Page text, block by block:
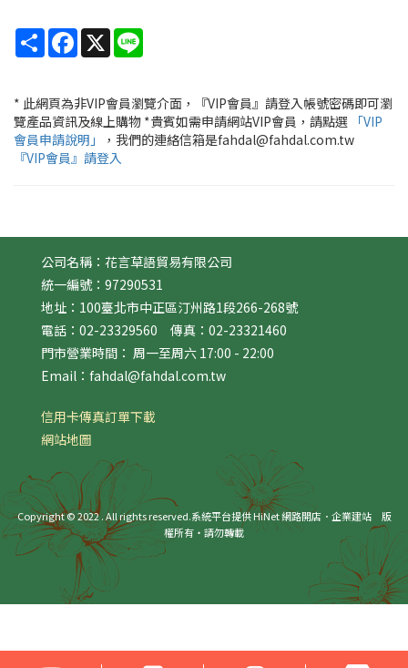
Share Facebook
X
* 此網頁為非VIP會員瀏覽介面，『VIP會員』請登入帳號密碼即可瀏
覽產品資訊及線上購物 *貴賓如需申請網站VIP會員，請點選 「VIP
會員申請說明」
，我們的連絡信箱是fahdal@fahdal.com.tw
『VIP會員』請登入
公司名稱：花言草語貿易有限公司
統一編號：97290531
地址：100臺北市中正區汀州路1段266-268號
電話：02-23329560 傳真：02-23321460
門市營業時間： 周一至周六 17:00 - 22:00
Email：fahdal@fahdal.com.tw
信用卡傳真訂單下載
網站地圖
Copyright © 2022 . All rights reserved.系統平台提供 HiNet 網路開店．企業建站版
權所有‧請勿轉載